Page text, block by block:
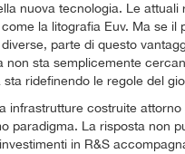
nuova tecnologia. Le attuali
la litografia Euv. Ma se il
parte di questo
non sta semplicemente
ridefinendo le regole del
infrastrutture costruite
paradigma. La risposta non
in R&S